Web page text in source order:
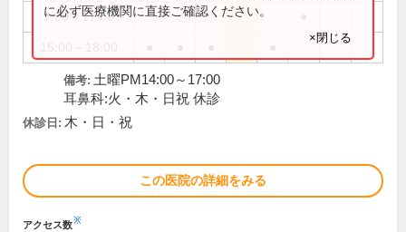
9:00～17:00
に必ず医療機関に直接ご確認ください。
×閉じる
備考: 土曜PM14:00～17:00
耳鼻科:火・木・日祝 休診
休診日: 木・日・祝
この医院の詳細をみる
アクセス数※